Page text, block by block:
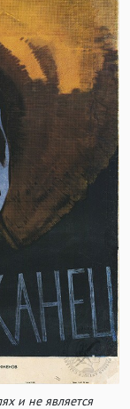
и не является